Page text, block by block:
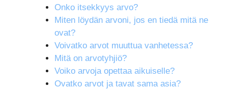
Onko itsekkyys arvo?
Miten löydän arvoni, jos en tiedä mitä ne
ovat?
Voivatko arvot muuttua vanhetessa?
Mitä on arvotyhjiö?
Voiko arvoja opettaa aikuiselle?
Ovatko arvot ja tavat sama asia?